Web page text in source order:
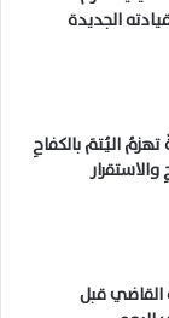
الجديدة
تهزمُ اليُتمَ بالكفاحِ
قبل